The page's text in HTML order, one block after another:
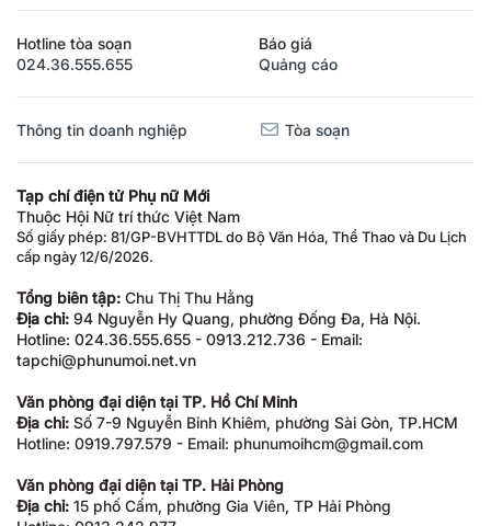
Hotline tòa soạn
024.36.555.655
Báo giá
Quảng cáo
Thông tin doanh nghiệp Tòa soạn
Tạp chí điện tử Phụ nữ Mới
Thuộc Hội Nữ trí thức Việt Nam
Số giấy phép: 81/GP-BVHTTDL do Bộ Văn Hóa, Thể Thao và Du Lịch
cấp ngày 12/6/2026.
Tổng biên tập: Chu Thị Thu Hằng
Địa chỉ: 94 Nguyễn Hy Quang, phường Đống Đa, Hà Nội.
Hotline: 024.36.555.655 - 0913.212.736 - Email:
tapchi@phunumoi.net.vn
Văn phòng đại diện tại TP. Hồ Chí Minh
Địa chỉ: Số 7-9 Nguyễn Bỉnh Khiêm, phường Sài Gòn, TP.HCM
Hotline: 0919.797.579 - Email: phunumoihcm@gmail.com
Văn phòng đại diện tại TP. Hải Phòng
Địa chỉ: 15 phố Cấm, phường Gia Viên, TP Hải Phòng